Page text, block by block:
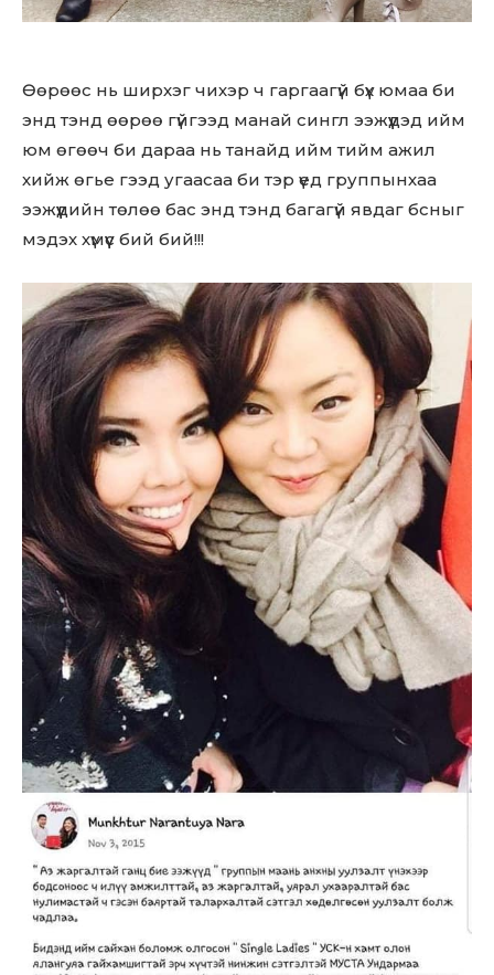
Өөрөөс нь ширхэг чихэр ч гаргаагүй бүх юмаа би
энд тэнд өөрөө гүйгээд манай сингл ээжүүдэд ийм
юм өгөөч би дараа нь танайд ийм тийм ажил
хийж өгье гээд угаасаа би тэр үед группынхаа
ээжүүдийн төлөө бас энд тэнд багагүй явдаг бсныг
мэдэх хүмүүс бий бий!!!